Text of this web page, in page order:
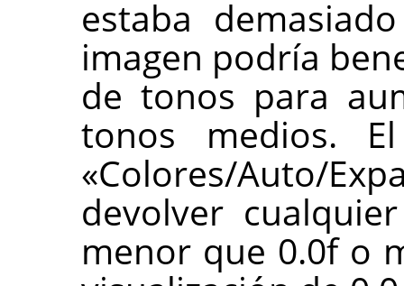
estaba
imagen podría
de tonos para
tonos medios.
«Colores/Auto/
devolver
menor que 0.0f o